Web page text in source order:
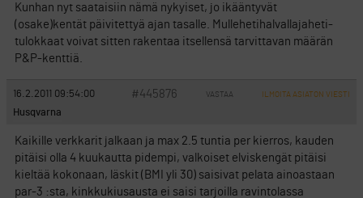
Kunhan nyt saataisiin nämä nykyiset, jo ikääntyvät
(osake)kentät päivitettyä ajan tasalle. Mullehetihalvallajaheti-
tulokkaat voivat sitten rakentaa itsellensä tarvittavan määrän
P&P-kenttiä.
16.2.2011 09:54:00 #445876 VASTAA ILMOITA ASIATON VIESTI
Husqvarna
Kaikille verkkarit jalkaan ja max 2.5 tuntia per kierros, kauden
pitäisi olla 4 kuukautta pidempi, valkoiset elviskengät pitäisi
kieltää kokonaan, läskit (BMI yli 30) saisivat pelata ainoastaan
par-3 :sta, kinkkukiusausta ei saisi tarjoilla ravintolassa